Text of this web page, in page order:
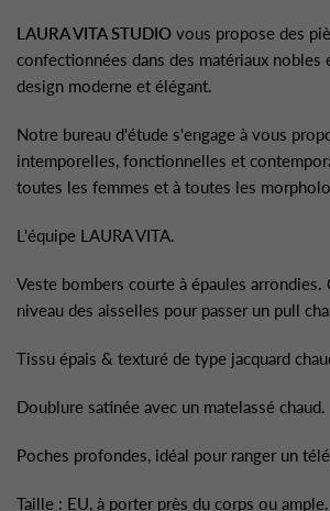
LAURA VITA STUDIO vous propose des
confectionnées dans des matériaux nobles
design moderne et élégant.
Notre bureau d'étude s'engage à vous
intemporelles, fonctionnelles et
toutes les femmes et à toutes les
L'équipe LAURA VITA.
Veste bombers courte à épaules arrondies.
niveau des aisselles pour passer un pull
Tissu épais & texturé de type jacquard
Doublure satinée avec un matelassé chaud.
Poches profondes, idéal pour ranger un
Taille : EU, à porter près du corps ou